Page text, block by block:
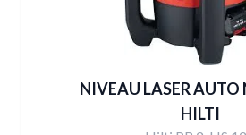
NIVEAU LASER AUTO
HILTI